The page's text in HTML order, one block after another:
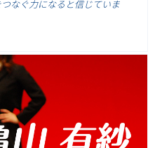
つなぐ力になると信じていま